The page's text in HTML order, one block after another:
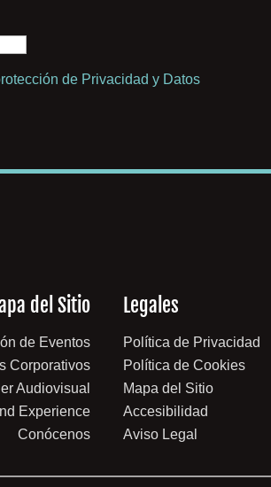
de Privacidad y Datos
del Sitio
de Eventos
Corporativos
Audiovisual
Experience
Conócenos
Legales
Política de Privacidad
Política de Cookies
Mapa del Sitio
Accesibilidad
Aviso Legal